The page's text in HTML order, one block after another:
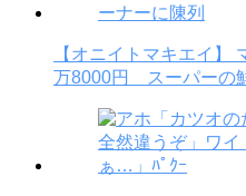
【オニイトマキエイ】
万8000円 スーパーの